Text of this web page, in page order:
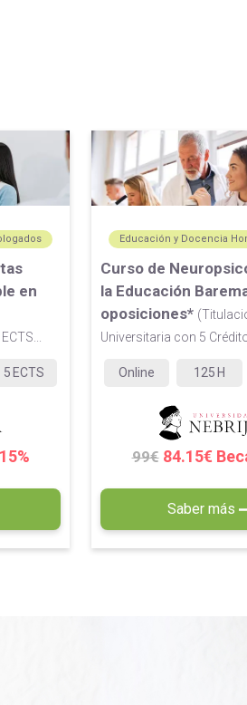
en
5 ECTS
Educación y Docencia
Curso de
la Educación
oposiciones*
Universitaria con 5
Online 125 H
99€ 84.15€
Saber más